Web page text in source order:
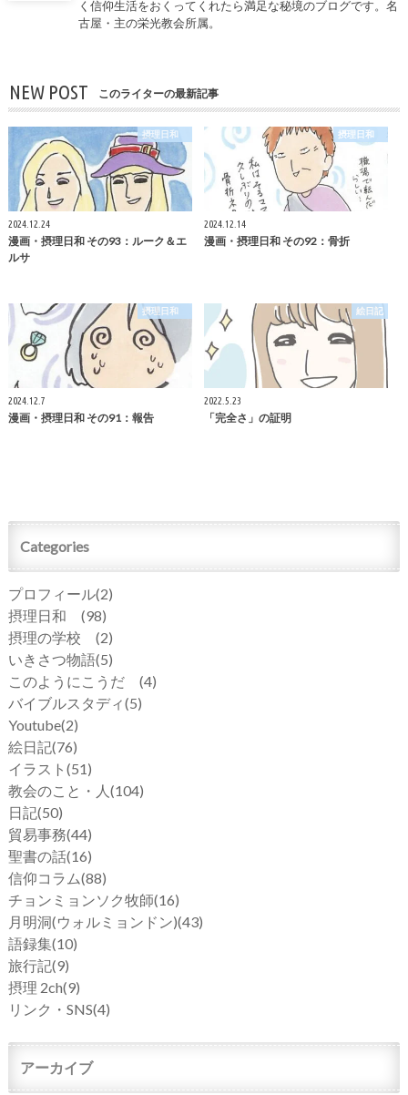
く信仰生活をおくってくれたら満足な秘境のブログです。名
古屋・主の栄光教会所属。
NEW POST このライターの最新記事
摂理日和
2024.12.24
漫画・摂理日和 その93：ルーク＆エ
ルサ
摂理日和
2024.12.14
漫画・摂理日和 その92：骨折
摂理日和
2024.12.7
漫画・摂理日和 その91：報告
絵日記
2022.5.23
「完全さ」の証明
Categories
プロフィール(2)
摂理日和 (98)
摂理の学校 (2)
いきさつ物語(5)
このようにこうだ (4)
バイブルスタディ(5)
Youtube(2)
絵日記(76)
イラスト (51)
教会のこと・人 (104)
日記(50)
貿易事務(44)
聖書の話(16)
信仰コラム(88)
チョンミョンソク牧師(16)
月明洞(ウォルミョンドン)(43)
語録集(10)
旅行記(9)
摂理 2ch(9)
リンク・SNS(4)
アーカイブ